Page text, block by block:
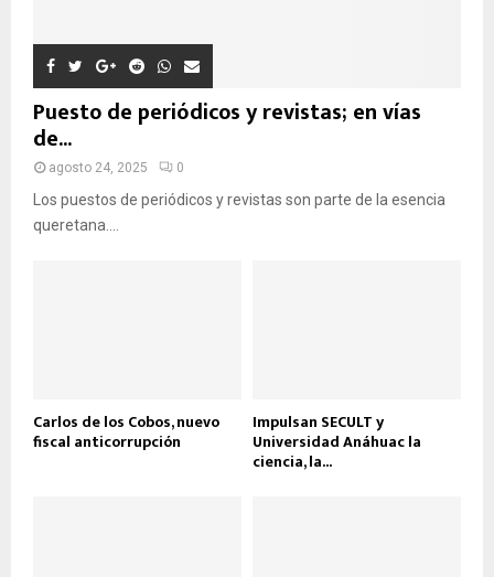
Puesto de periódicos y revistas; en vías
de...
agosto 24, 2025 0
Los puestos de periódicos y revistas son parte de la esencia
queretana....
Carlos de los Cobos, nuevo
fiscal anticorrupción
Impulsan SECULT y
Universidad Anáhuac la
ciencia, la...